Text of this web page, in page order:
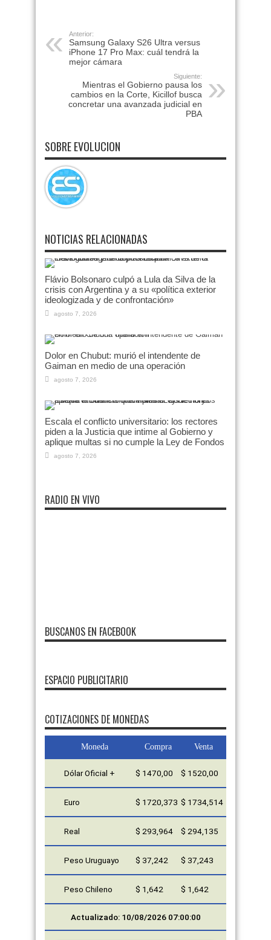
Anterior:
Samsung Galaxy S26 Ultra versus
iPhone 17 Pro Max: cuál tendrá la
mejor cámara
Siguiente:
Mientras el Gobierno pausa los
cambios en la Corte, Kicillof busca
concretar una avanzada judicial en
PBA
SOBRE EVOLUCION
NOTICIAS RELACIONADAS
Flávio Bolsonaro culpó a Lula da Silva de la
crisis con Argentina y a su «política exterior
ideologizada y de confrontación»
agosto 7, 2026
Dolor en Chubut: murió el intendente de
Gaiman en medio de una operación
agosto 7, 2026
Escala el conflicto universitario: los rectores
piden a la Justicia que intime al Gobierno y
aplique multas si no cumple la Ley de Fondos
agosto 7, 2026
RADIO EN VIVO
BUSCANOS EN FACEBOOK
ESPACIO PUBLICITARIO
FMDOS
COTIZACIONES DE MONEDAS
Moneda Compra Venta
Dólar Oficial + $ 1470,00 $ 1520,00
Euro $ 1720,373 $ 1734,514
Real $ 293,964 $ 294,135
Peso Uruguayo $ 37,242 $ 37,243
Peso Chileno $ 1,642 $ 1,642
Actualizado: 10/08/2026 07:00:00